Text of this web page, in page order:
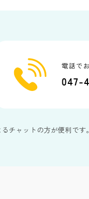
チャットの方が便利です。